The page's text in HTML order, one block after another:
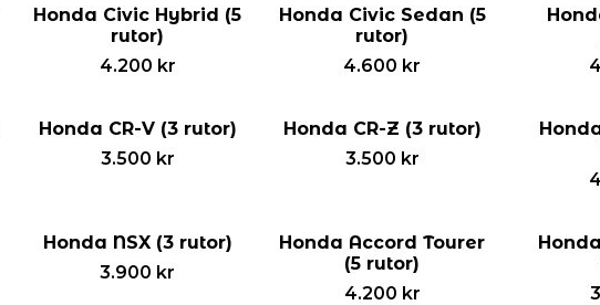
Honda Civic Hybrid (5
rutor)
4.200 kr
Honda Civic Sedan (5
rutor)
4.600 kr
Honda CR-V (3 rutor)
3.500 kr
Honda CR-Z (3 rutor)
3.500 kr
Honda NSX (3 rutor)
3.900 kr
Honda Accord Tourer
(5 rutor)
4.200 kr